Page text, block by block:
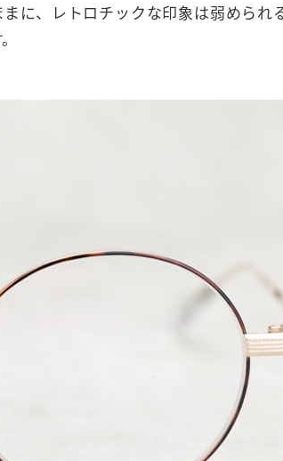
に、レトロチックな印象は弱められ